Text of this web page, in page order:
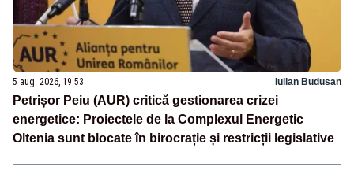
5 aug. 2026, 19:53 Iulian Budusan
Petrișor Peiu (AUR) critică gestionarea crizei
energetice: Proiectele de la Complexul Energetic
Oltenia sunt blocate în birocrație și restricții legislative